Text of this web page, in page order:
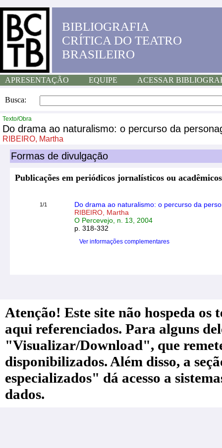
BIBLIOGRAFIA
CRÍTICA DO TEATRO
BRASILEIRO
APRESENTAÇÃO EQUIPE ACESSAR
Busca:
Texto/Obra
Do drama ao naturalismo: o percurso da
RIBEIRO, Martha
Formas de divulgação
Publicações em periódicos jornalísticos ou acadêmicos
1/1
Do drama ao naturalismo: o percurso da
RIBEIRO, Martha
O Percevejo, n. 13, 2004
p. 318-332
Ver informações complementares
Atenção! Este site não hospeda
aqui referenciados. Para alguns
"Visualizar/Download", que
disponibilizados. Além disso, a
especializados" dá acesso a
dados.